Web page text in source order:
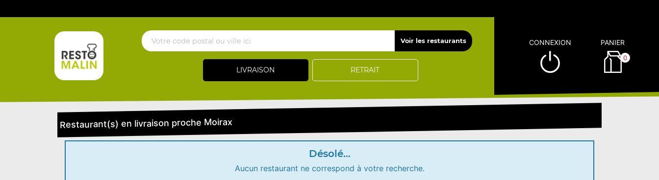
LIVRAISON RETRAIT
CONNEXION PANIER
0
Restaurant(s) en livraison proche Moirax
Désolé...
Aucun restaurant ne correspond à votre recherche.